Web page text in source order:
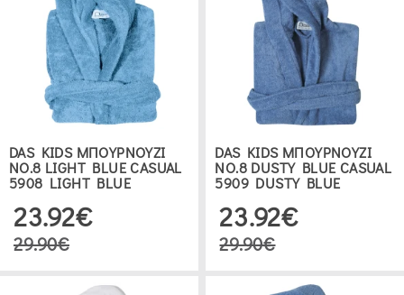
DAS KIDS ΜΠΟΥΡΝΟΥΖΙ
ΝΟ.8 LIGHT BLUE CASUAL
5908 LIGHT BLUE
23.92€
29.90€
DAS KIDS ΜΠΟΥΡΝΟΥΖΙ
ΝΟ.8 DUSTY BLUE CASUAL
5909 DUSTY BLUE
23.92€
29.90€